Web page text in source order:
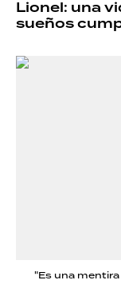
Lionel: una
sueños
"Es una